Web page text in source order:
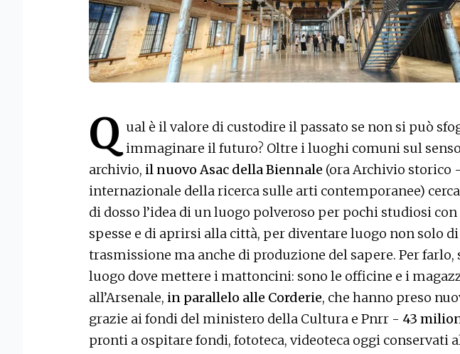
Q ual è il valore di custodire il passato se non si può
immaginare il futuro? Oltre i luoghi comuni sul
archivio, il nuovo Asac della Biennale (ora Archivio storico
internazionale della ricerca sulle arti contemporanee)
di dosso l’idea di un luogo polveroso per pochi studiosi
spesse e di aprirsi alla città, per diventare luogo non solo di
trasmissione ma anche di produzione del sapere. Per farlo,
luogo dove mettere i mattoncini: sono le officine e i
all’Arsenale, in parallelo alle Corderie, che hanno preso
grazie ai fondi del ministero della Cultura e Pnrr - 43
pronti a ospitare fondi, fototeca, videoteca oggi conservati